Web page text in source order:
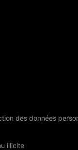
des données
illicite